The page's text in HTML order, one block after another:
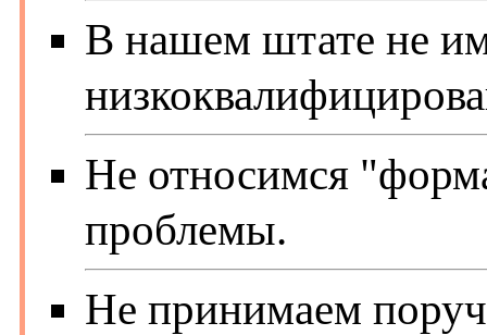
В нашем штате не
Не относимся
проблемы.
Не принимаем